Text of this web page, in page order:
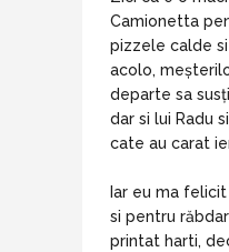
Camionetta
pizzele calde
acolo,
departe sa
dar si lui Radu
cate au carat
Iar eu ma
si pentru
printat harti,